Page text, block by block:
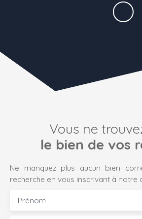
Vous ne
le bien de vos
Ne manquez plus aucun bien
recherche en vous inscrivant à notre
Prénom